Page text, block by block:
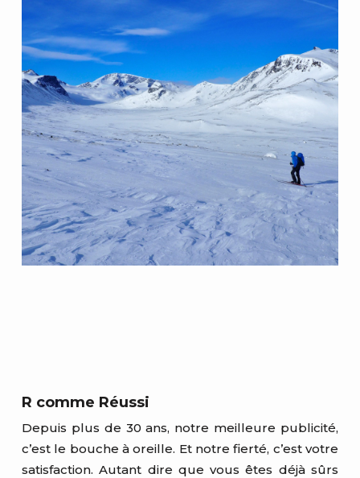
R comme Réussi
Depuis plus de 30 ans, notre meilleure publicité,
c’est le bouche à oreille. Et notre fierté, c’est votre
satisfaction. Autant dire que vous êtes déjà sûrs